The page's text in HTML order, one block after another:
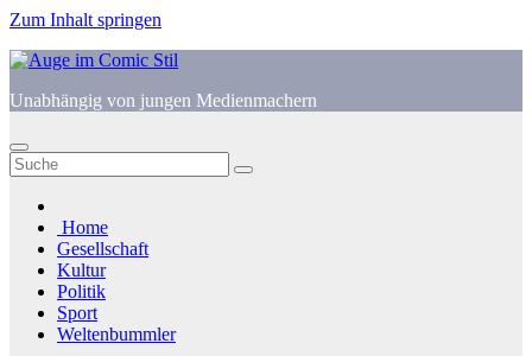
Zum Inhalt springen
Unabhängig von jungen Medienmachern
Home
Gesellschaft
Kultur
Politik
Sport
Weltenbummler